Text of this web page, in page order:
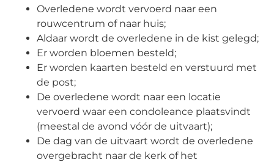
Overledene wordt vervoerd naar een
rouwcentrum of naar huis;
Aldaar wordt de overledene in de kist gelegd;
Er worden bloemen besteld;
Er worden kaarten besteld en verstuurd met
de post;
De overledene wordt naar een locatie
vervoerd waar een condoleance plaatsvindt
(meestal de avond vóór de uitvaart);
De dag van de uitvaart wordt de overledene
overgebracht naar de kerk of het